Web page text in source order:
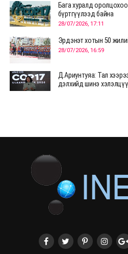
Бага хуралд
бүртгүүлээд байна
28/07/2026, 17:11
Эрдэнэт хотын 50
28/07/2026, 16:59
Д.Ариунтуяа: Тал
дэлхийд шинэ
28/07/2026, 12:04
ХӨВСГӨЛ Нутгийн
2 өрөө байр олгоно
20/07/2026, 19:22
20/07/2026, 19:21